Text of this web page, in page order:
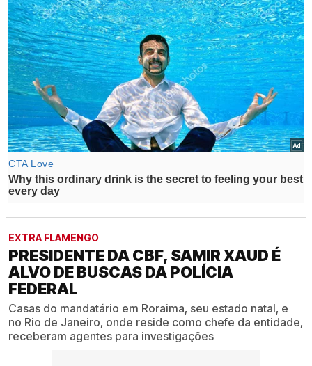
EXTRA FLAMENGO
PRESIDENTE DA CBF, SAMIR XAUD É
ALVO DE BUSCAS DA POLÍCIA
FEDERAL
Casas do mandatário em Roraima, seu estado natal, e
no Rio de Janeiro, onde reside como chefe da entidade,
receberam agentes para investigações